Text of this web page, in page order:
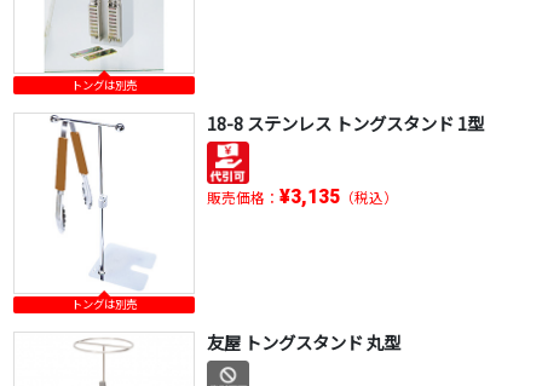
トングは別売
トングは別売
18-8 ステンレス トングスタンド 1型
販売価格： ¥3,135（税込）
友屋 トングスタンド 丸型